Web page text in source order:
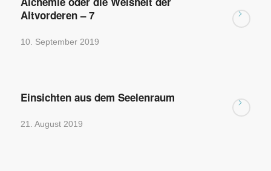
Altvorderen – 7
10. September 2019
Einsichten aus dem Seelenraum
21. August 2019